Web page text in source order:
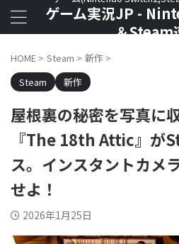
ゲーム実況JP -
＆Steam
HOME > Steam > 新作 >
Steam
新作
屋根裏の秘密を写真に
『The 18th Attic』が
ス。インスタントカメ
せよ！
2026年1月25日